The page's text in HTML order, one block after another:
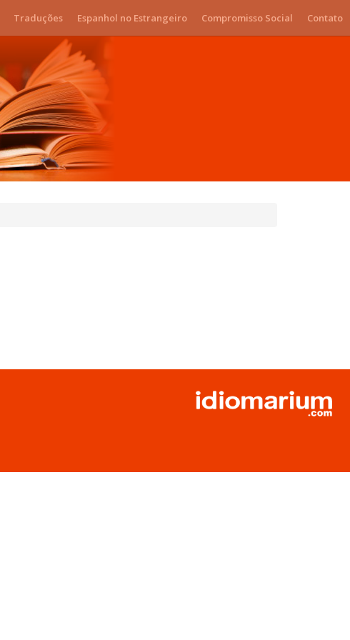
Traduções Espanhol no Estrangeiro Compromisso Social Contato